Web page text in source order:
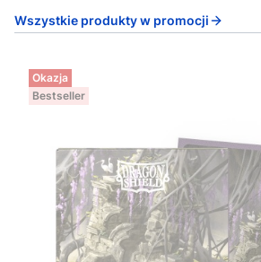
Wszystkie produkty w promocji
Okazja
Bestseller